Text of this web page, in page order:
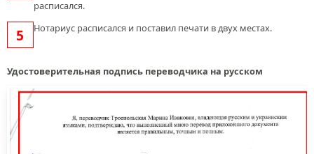
расписался.
Нотариус расписался и поставил печати в двух местах.
Удостоверительная подпись переводчика на русском